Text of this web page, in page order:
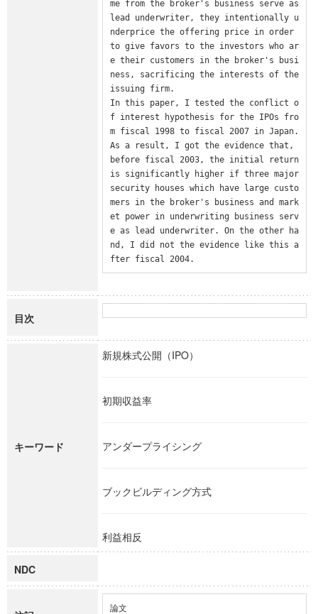
me from the broker's business serve as
lead underwriter, they intentionally u
nderprice the offering price in order
to give favors to the investors who ar
e their customers in the broker's busi
ness, sacrificing the interests of the
issuing firm.
In this paper, I tested the conflict o
f interest hypothesis for the IPOs fro
m fiscal 1998 to fiscal 2007 in Japan.
As a result, I got the evidence that,
before fiscal 2003, the initial return
is significantly higher if three major
security houses which have large custo
mers in the broker's business and mark
et power in underwriting business serv
e as lead underwriter. On the other ha
nd, I did not the evidence like this a
fter fiscal 2004.
目次
キーワード
新規株式公開（IPO）
初期収益率
アンダープライシング
ブックビルディング方式
利益相反
NDC
論文